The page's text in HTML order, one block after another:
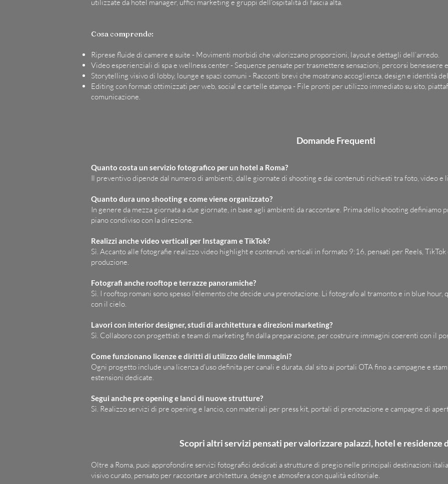
utilizzate da hotel manager, uffici marketing e gruppi dell’ospitalità di fascia alta.
Cosa comprende:
Riprese fluide di camere e suite - Movimenti morbidi che valorizzano proporzioni, layout e dettagli dell’arredo.
Video esperienziali di spa e wellness center - Sequenze pensate per trasmettere sensazioni, percorsi benessere
Storytelling visivo di lobby, lounge e spazi comuni - Racconti brevi che mostrano accoglienza, design e identità
Editing con formati ottimizzati per web, social e cartelle stampa - File pronti per utilizzo immediato su sito,
comunicazione.
Domande Frequenti
Quanto costa un servizio fotografico per un hotel a Roma?
Il preventivo dipende dal numero di ambienti, dalle giornate di shooting e dai contenuti richiesti tra foto, video e
Quanto dura uno shooting e come viene organizzato?
In genere da mezza giornata a due giornate, in base agli ambienti da raccontare. Prima dello shooting
piano condiviso con la direzione.
Realizzi anche video verticali per Instagram e TikTok?
Sì. Accanto alle fotografie realizzo video highlight e contenuti verticali in formato 9:16, pensati per Reels, TikTok
produzione.
Fotografi anche rooftop e terrazze panoramiche?
Sì. I rooftop romani sono spesso l'elemento che decide una prenotazione. Li fotografo al tramonto e in blue
con il cielo.
Lavori con interior designer, studi di architettura e direzioni marketing?
Sì. Collaboro con progettisti e team di marketing fin dalla preparazione, per costruire immagini coerenti con il
Come funzionano licenze e diritti di utilizzo delle immagini?
Ogni progetto include una licenza d'uso definita per canali e durata, dal sito ai portali OTA fino a campagne e
estensioni dedicate.
Segui anche pre opening e lanci di nuove strutture?
Sì. Realizzo servizi di pre opening e lancio, con materiali per press kit, portali di prenotazione e campagne di
Scopri altri servizi pensati per valorizzare palazzi, hotel e residenze
Oltre a Roma, puoi approfondire servizi fotografici dedicati a strutture di pregio nelle principali destinazioni
visivo curato, pensato per raccontare architettura, design e atmosfera con qualità editoriale.